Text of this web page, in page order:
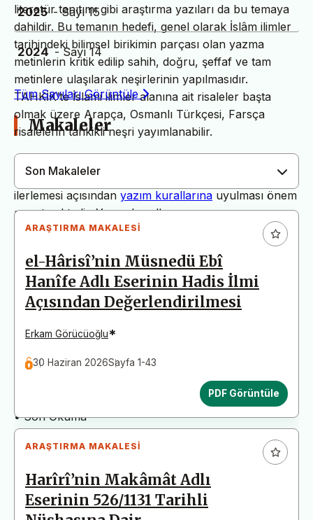
literatür tanıtımı gibi araştırma yazıları da bu temaya
dahildir. Bu temanın hedefi, genel olarak İslâm ilimler
tarihindeki bilimsel birikimin parçası olan yazma
metinlerin kritik edilip sahih, doğru, şeffaf ve tam
metinlere ulaşılarak neşirlerinin yapılmasıdır.
TAHKİK’te İslami ilimler alanına ait risaleler başta
olmak üzere Arapça, Osmanlı Türkçesi, Farsça
risalelerin tahkikli neşri yayımlanabilir.
Dergimiz yayın süreçlerinin daha hızlı ve sağlıklı
ilerlemesi açısından yazım kurallarına uyulması önem
arz etmektedir. Yazım kurallarına uymayan
başvurular değerlendirme aşamasına alınmadan iade
edilecektir. Bu nedenle çalışmalarınızı yüklemeden
önce çalışmanızın yazım kurallarına uygun olarak
düzenlendiğinden emin olunuz.
Yayın İnceleme Süreci (Yaklaşık 130 Gün)
• Editör İncelemesi
• Şekilsel ve Etik Ön İnceleme
• Son Okuma
2025 - Sayı 15
2024 - Sayı 14
Tüm Sayıları Görüntüle
Makaleler
Son Makaleler
ARAŞTIRMA MAKALESI
el-Hârisî’nin Müsnedü Ebî
Hanîfe Adlı Eserinin Hadis İlmi
Açısından Değerlendirilmesi
Erkam Görücüoğlu*
30 Haziran 2026Sayfa 1-43
PDF Görüntüle
ARAŞTIRMA MAKALESI
Harîrî’nin Makâmât Adlı
Eserinin 526/1131 Tarihli